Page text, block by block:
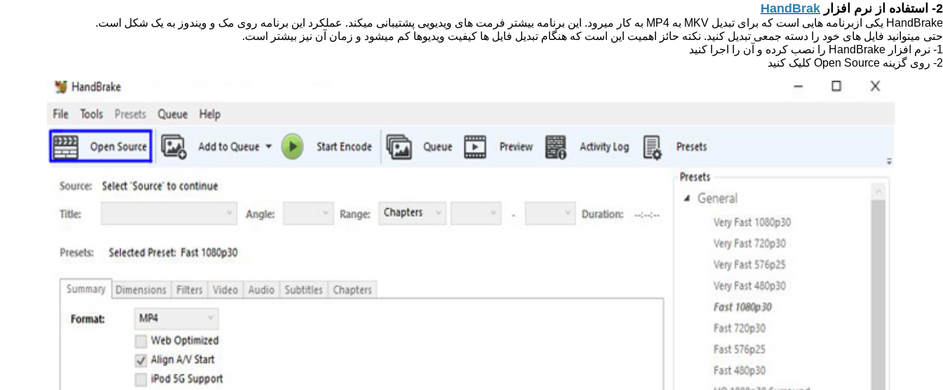
2- استفاده از نرم افزار HandBrak
HandBrake یکی ازبرنامه هایی است که برای تبدیل MKV به MP4 به کار میرود. این برنامه بیشتر فرمت های ویدیویی پشتیبانی میکند. عملکرد این برنامه روی مک و ویندوز به یک شکل است.
حتی میتوانید فایل های خود را دسته جمعی تبدیل کنید. نکته حائز اهمیت این است که هنگام تبدیل فایل ها کیفیت ویدیوها کم میشود و زمان آن نیز بیشتر است.
1- نرم افزار HandBrake را نصب کرده و آن را اجرا کنید
2- روی گزینه Open Source کلیک کنید